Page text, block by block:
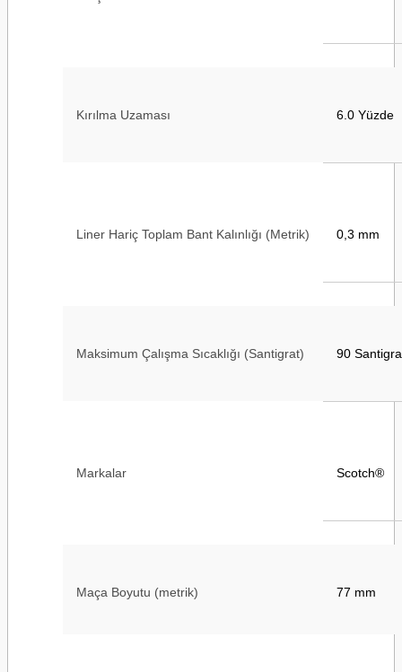
Kırılma Uzaması 6.0 Yüzde
Liner Hariç Toplam Bant Kalınlığı (Metrik) 0,3 mm
Maksimum Çalışma Sıcaklığı (Santigrat) 90
Markalar Scotch®
Maça Boyutu (metrik) 77 mm